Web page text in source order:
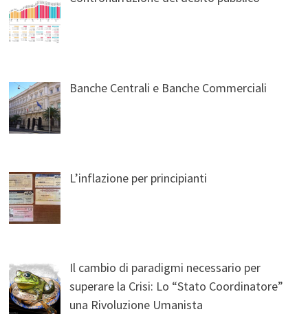
Banche Centrali e Banche Commerciali
L’inflazione per principianti
Il cambio di paradigmi necessario per
superare la Crisi: Lo “Stato Coordinatore”
una Rivoluzione Umanista